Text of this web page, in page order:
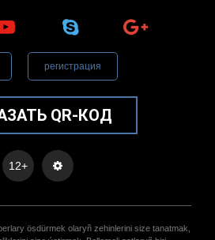
регистрация
QR-КОД
12+
ösdürmek olaryñ zehinlerini size tanatmak,